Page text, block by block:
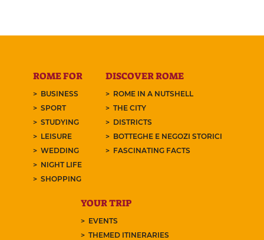
ROME FOR
BUSINESS
SPORT
STUDYING
LEISURE
WEDDING
NIGHT LIFE
SHOPPING
DISCOVER ROME
ROME IN A NUTSHELL
THE CITY
DISTRICTS
BOTTEGHE E NEGOZI STORICI
FASCINATING FACTS
YOUR TRIP
EVENTS
THEMED ITINERARIES